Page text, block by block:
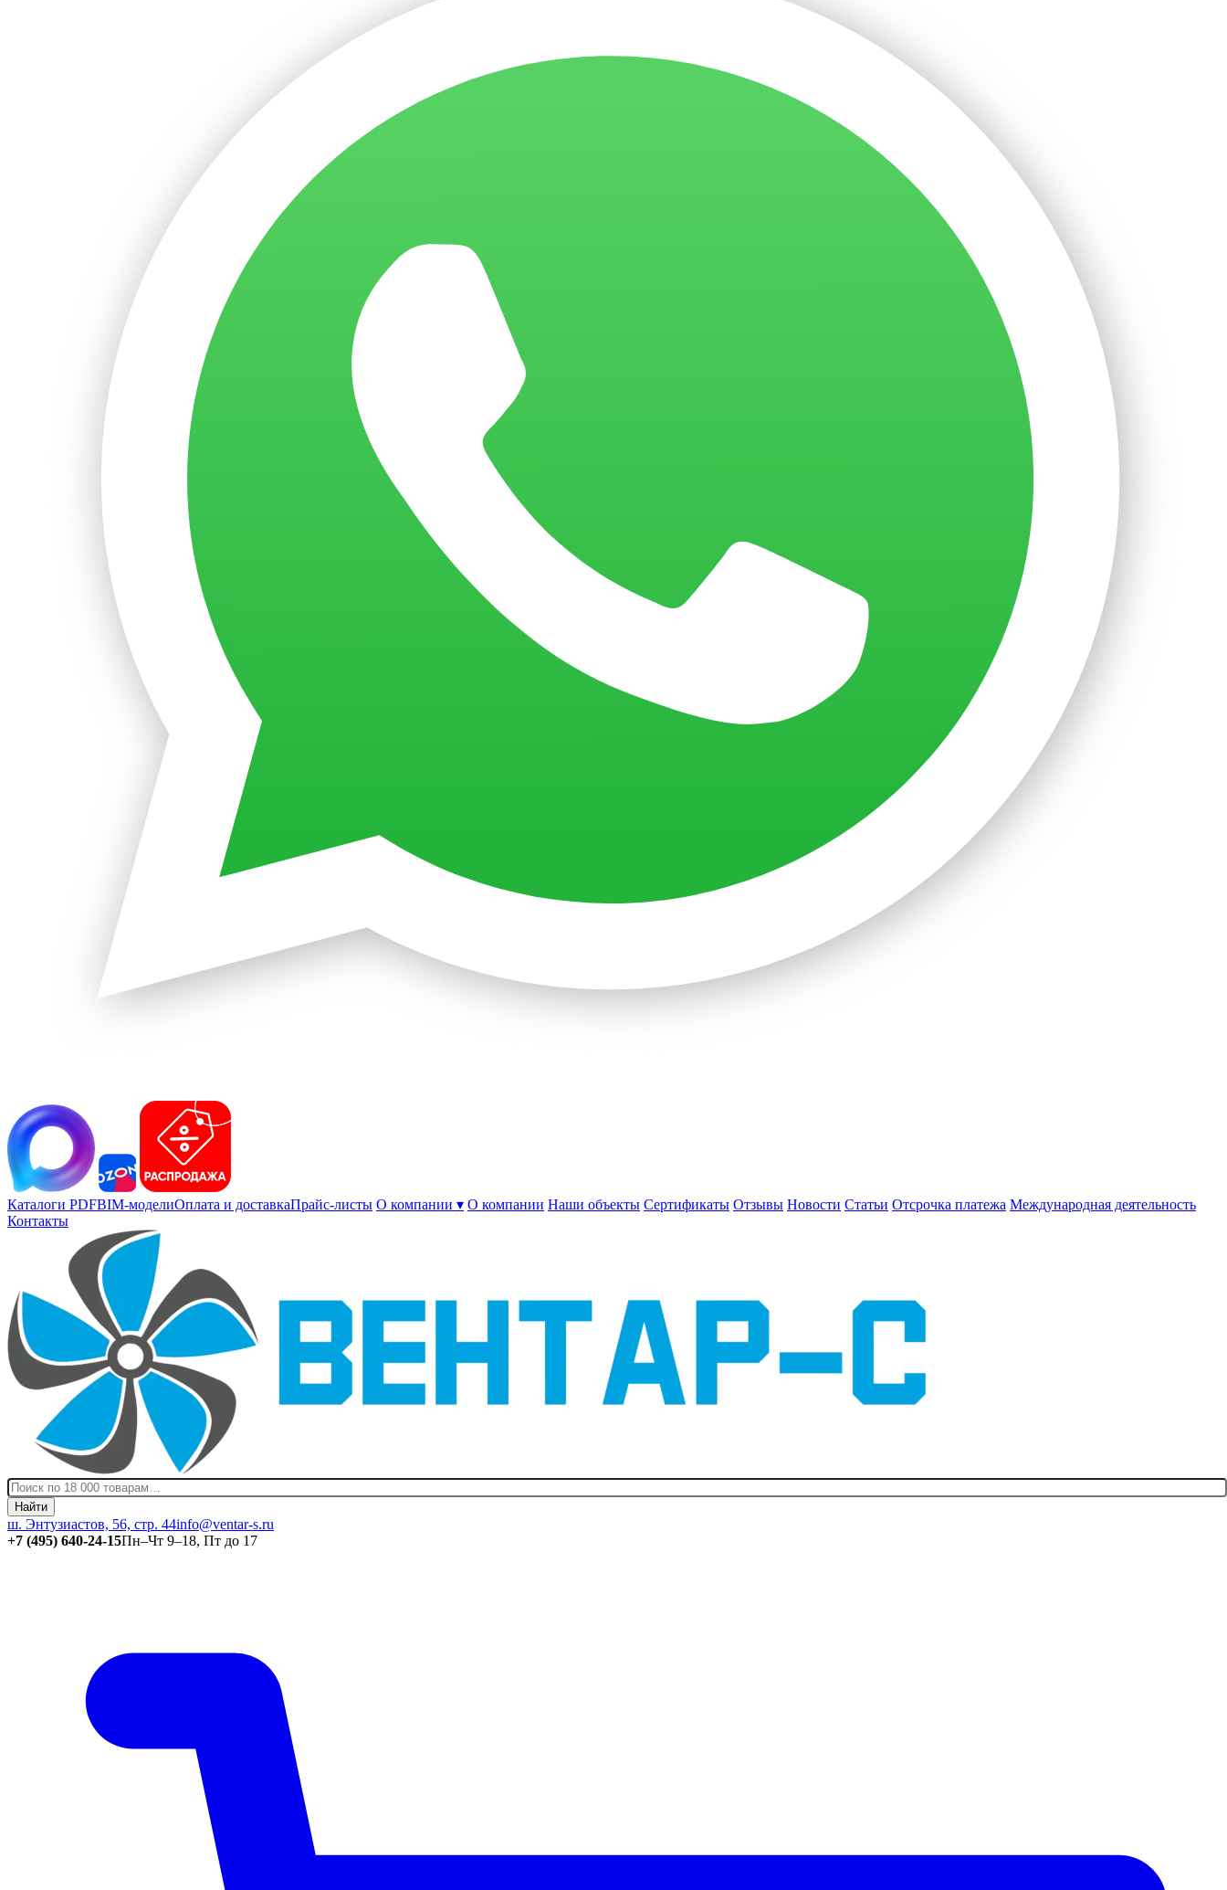
Каталоги PDFBIM-моделиОплата и доставкаПрайс-листы О компании ▾ О компании Наши объекты Сертификаты Отзывы Новости Статьи Отсрочка платежа Международная деятельность
Контакты
Найти
ш. Энтузиастов, 56, стр. 44info@ventar-s.ru
+7 (495) 640-24-15Пн–Чт 9–18, Пт до 17